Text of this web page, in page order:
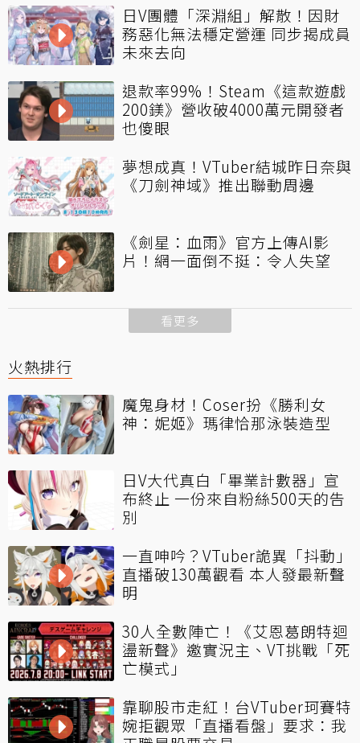
日V團體「深淵組」解散！因財
務惡化無法穩定營運 同步揭成員
未來去向
退款率99%！Steam《這款遊戲
200鎂》營收破4000萬元開發者
也傻眼
夢想成真！VTuber結城昨日奈與
《刀劍神域》推出聯動周邊
《劍星：血雨》官方上傳AI影
片！網一面倒不挺：令人失望
看更多
火熱排行
魔鬼身材！Coser扮《勝利女
神：妮姬》瑪律恰那泳裝造型
日V大代真白「畢業計數器」宣
布終止 一份來自粉絲500天的告
別
一直呻吟？VTuber詭異「抖動」
直播破130萬觀看 本人發最新聲
明
30人全數陣亡！《艾恩葛朗特迴
盪新聲》邀實況主、VT挑戰「死
亡模式」
靠聊股市走紅！台VTuber珂賽特
婉拒觀眾「直播看盤」要求：我